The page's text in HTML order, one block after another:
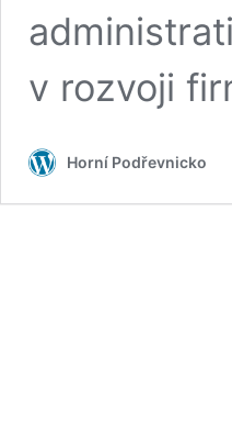
v rozvoji
Horní Podřevnicko